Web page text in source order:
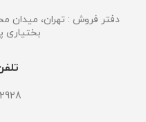
دفتر فروش : تهران، میدان
بختیاری پلاک